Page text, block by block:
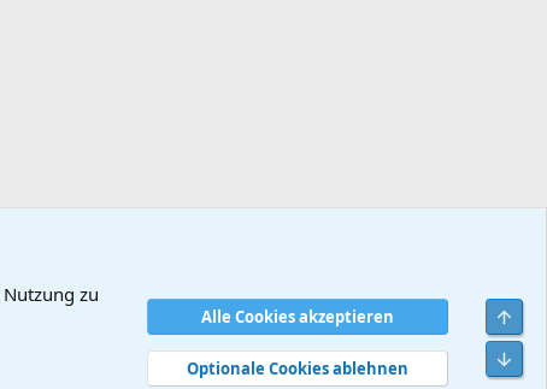
Datenschutz Hilfe und Impressum Start
R
S
zu
Alle Cookies akzeptieren
Optionale Cookies ablehnen